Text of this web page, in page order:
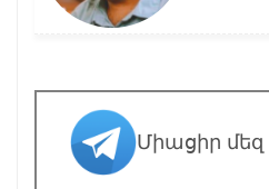
Միացիր մեզ